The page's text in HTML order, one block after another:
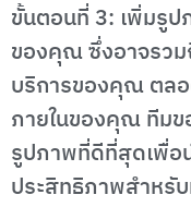
ขั้นตอนที่ 3: เพิ่มรู
ของคุณ ซึ่งอาจรว
บริการของคุณ ตล
ภายในของคุณ ทีมข
รูปภาพที่ดีที่สุดเพื่อ
ประสิทธิภาพสำหรั